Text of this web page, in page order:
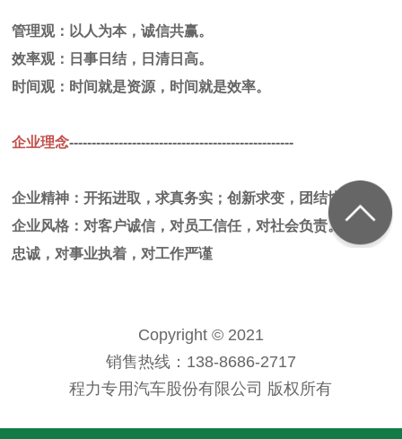
管理观：以人为本，诚信共赢。
效率观：日事日结，日清日高。
时间观：时间就是资源，时间就是效率。
企业理念--------------------------------------------------
企业精神：开拓进取，求真务实；创新求变，团结协作。
企业风格：对客户诚信，对员工信任，对社会负责。对企业
忠诚，对事业执着，对工作严谨
Copyright © 2021
销售热线：138-8686-2717
程力专用汽车股份有限公司 版权所有